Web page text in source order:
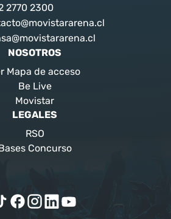
2770 2300
NOSOTROS
Mapa de acceso
Be Live
Movistar
LEGALES
RSO
Concurso